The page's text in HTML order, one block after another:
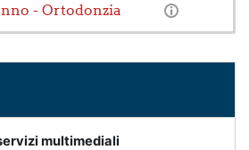
- Ortodonzia
multimediali